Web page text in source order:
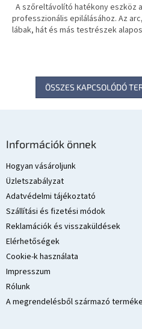
A szőreltávolító hatékony eszköz
professzionális epilálásához. Az
lábak, hát és más testrészek
ÖSSZES KAPCSOLÓDÓ
Információk önnek
Hogyan vásároljunk
Üzletszabályzat
Adatvédelmi tájékoztató
Szállítási és fizetési módok
Reklamációk és visszaküldések
Elérhetőségek
Cookie-k használata
Impresszum
Rólunk
A megrendelésből származó